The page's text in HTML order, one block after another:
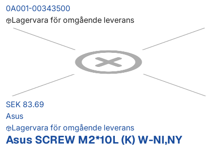
0A001-00343500
Lagervara för omgående leverans
SEK 83.69
Asus
Lagervara för omgående leverans
Asus SCREW M2*10L (K) W-NI,NY